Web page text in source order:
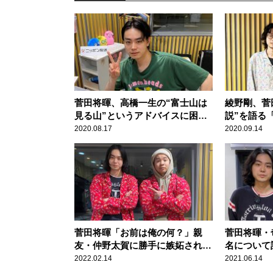
菅田将暉、高橋一生の“富士山は
見る山”というアドバイスに困惑
「素人がそんな軽い気持ちで」
2020.08.17
綾野剛、菅
説”を語る
感ってい
い……」
2020.09.14
菅田将暉「お前は俺の何？」親
友・仲野太賀に勝手に嫉妬され
「めんどくさいなー！」
2022.02.14
菅田将暉
名につい
た」「適
2021.06.14